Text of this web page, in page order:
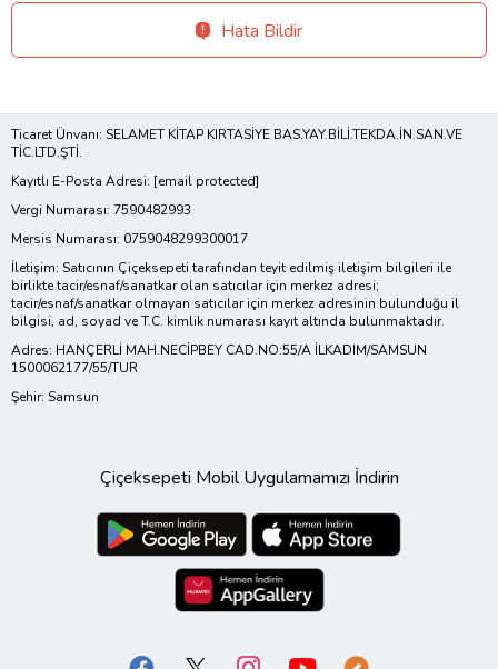
Hata Bildir
Ticaret Ünvanı: SELAMET KİTAP KIRTASİYE BAS.YAY.BİLİ.TEKDA.İN.SAN.VE
TİC.LTD.ŞTİ.
Kayıtlı E-Posta Adresi: [email protected]
Vergi Numarası: 7590482993
Mersis Numarası: 0759048299300017
İletişim: Satıcının Çiçeksepeti tarafından teyit edilmiş iletişim bilgileri ile
birlikte tacir/esnaf/sanatkar olan satıcılar için merkez adresi;
tacir/esnaf/sanatkar olmayan satıcılar için merkez adresinin bulunduğu il
bilgisi, ad, soyad ve T.C. kimlik numarası kayıt altında bulunmaktadır.
Adres: HANÇERLİ MAH.NECİPBEY CAD.NO:55/A İLKADIM/SAMSUN
1500062177/55/TUR
Şehir: Samsun
Çiçeksepeti Mobil Uygulamamızı İndirin